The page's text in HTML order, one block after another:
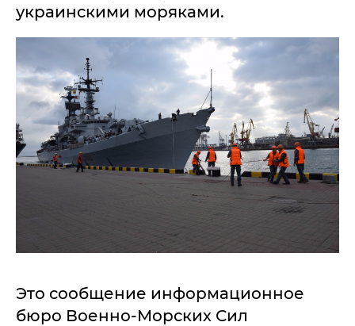
украинскими моряками.
Это сообщение информационное
бюро Военно-Морских Сил